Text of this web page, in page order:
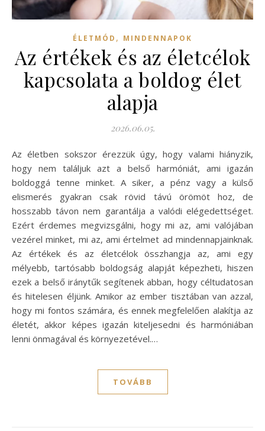
ÉLETMÓD , MINDENNAPOK
Az értékek és az életcélok
kapcsolata a boldog élet
alapja
2026.06.05.
Az életben sokszor érezzük úgy, hogy valami hiányzik,
hogy nem találjuk azt a belső harmóniát, ami igazán
boldoggá tenne minket. A siker, a pénz vagy a külső
elismerés gyakran csak rövid távú örömöt hoz, de
hosszabb távon nem garantálja a valódi elégedettséget.
Ezért érdemes megvizsgálni, hogy mi az, ami valójában
vezérel minket, mi az, ami értelmet ad mindennapjainknak.
Az értékek és az életcélok összhangja az, ami egy
mélyebb, tartósabb boldogság alapját képezheti, hiszen
ezek a belső iránytűk segítenek abban, hogy céltudatosan
és hitelesen éljünk. Amikor az ember tisztában van azzal,
hogy mi fontos számára, és ennek megfelelően alakítja az
életét, akkor képes igazán kiteljesedni és harmóniában
lenni önmagával és környezetével.…
TOVÁBB